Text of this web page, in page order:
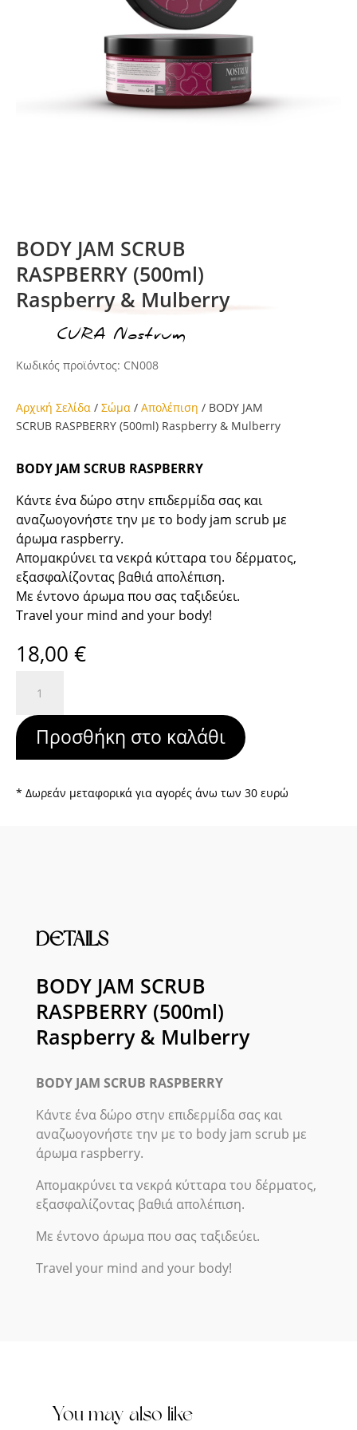
BODY JAM SCRUB
RASPBERRY (500ml)
Raspberry & Mulberry
CURA Nostrum
Κωδικός προϊόντος: CN008
Αρχική Σελίδα / Σώμα / Απολέπιση / BODY JAM
SCRUB RASPBERRY (500ml) Raspberry & Mulberry
BODY JAM SCRUB RASPBERRY
Κάντε ένα δώρο στην επιδερμίδα σας και
αναζωογονήστε την με το body jam scrub με
άρωμα raspberry.
Απομακρύνει τα νεκρά κύτταρα του δέρματος,
εξασφαλίζοντας βαθιά απολέπιση.
Mε έντονο άρωμα που σας ταξιδεύει.
Travel your mind and your body!
18,00 €
SCRUB
RASPBERRY
(500ml)
&
Προσθήκη στο καλάθι
* Δωρεάν μεταφορικά για αγορές άνω των 30 ευρώ
DETAILS
BODY JAM SCRUB
RASPBERRY (500ml)
Raspberry & Mulberry
BODY JAM SCRUB RASPBERRY
Κάντε ένα δώρο στην επιδερμίδα σας και
αναζωογονήστε την με το body jam scrub με
άρωμα raspberry.
Απομακρύνει τα νεκρά κύτταρα του δέρματος,
εξασφαλίζοντας βαθιά απολέπιση.
Mε έντονο άρωμα που σας ταξιδεύει.
Travel your mind and your body!
You may also like